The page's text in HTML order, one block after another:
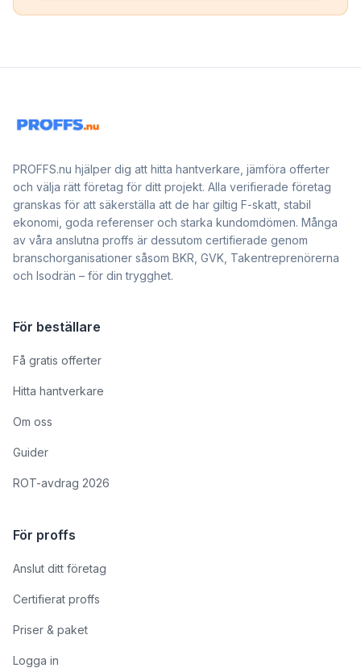
PROFFS.nu hjälper dig att hitta hantverkare, jämföra offerter
och välja rätt företag för ditt projekt. Alla verifierade företag
granskas för att säkerställa att de har giltig F-skatt, stabil
ekonomi, goda referenser och starka kundomdömen. Många
av våra anslutna proffs är dessutom certifierade genom
branschorganisationer såsom BKR, GVK, Takentreprenörerna
och Isodrän – för din trygghet.
För beställare
Få gratis offerter
Hitta hantverkare
Om oss
Guider
ROT-avdrag 2026
För proffs
Anslut ditt företag
Certifierat proffs
Priser & paket
Logga in